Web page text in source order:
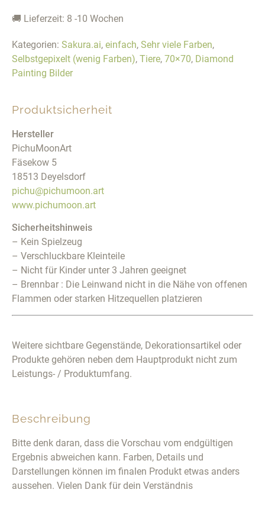
🚚 Lieferzeit: 8 -10 Wochen
Kategorien: Sakura.ai, einfach, Sehr viele Farben,
Selbstgepixelt (wenig Farben), Tiere, 70×70, Diamond
Painting Bilder
Beschreibung
Bitte denk daran, dass die Vorschau vom endgültigen
Ergebnis abweichen kann. Farben, Details und
Darstellungen können im finalen Produkt etwas anders
aussehen. Vielen Dank für dein Verständnis
Produktsicherheit
Hersteller
PichuMoonArt
Fäsekow 5
18513 Deyelsdorf
pichu@pichumoon.art
www.pichumoon.art
Sicherheitshinweis
– Kein Spielzeug
– Verschluckbare Kleinteile
– Nicht für Kinder unter 3 Jahren geeignet
– Brennbar : Die Leinwand nicht in die Nähe von offenen
Flammen oder starken Hitzequellen platzieren
Weitere sichtbare Gegenstände, Dekorationsartikel oder
Produkte gehören neben dem Hauptprodukt nicht zum
Leistungs- / Produktumfang.